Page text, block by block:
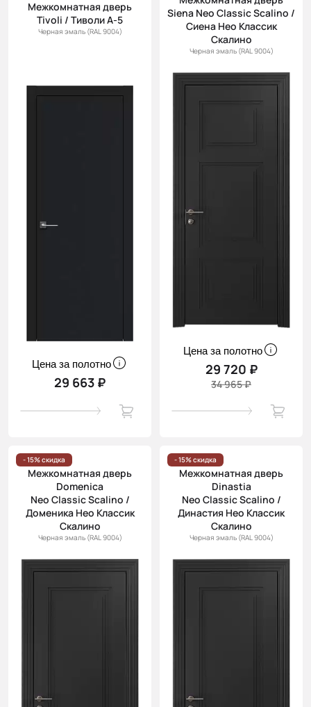
Межкомнатная дверь
Tivoli / Тиволи А-5
Черная эмаль (RAL 9004)
Цена за полотно
29 663 ₽
Siena Neo Classic Scalino /
Сиена Нео Классик
Скалино
Черная эмаль (RAL 9004)
Цена за полотно
29 720 ₽
34 965 ₽
- 15% скидка
Межкомнатная дверь
Domenica
Neo Classic Scalino /
Доменика Нео Классик
Скалино
Черная эмаль (RAL 9004)
- 15% скидка
Межкомнатная дверь
Dinastia
Neo Classic Scalino /
Династия Нео Классик
Скалино
Черная эмаль (RAL 9004)